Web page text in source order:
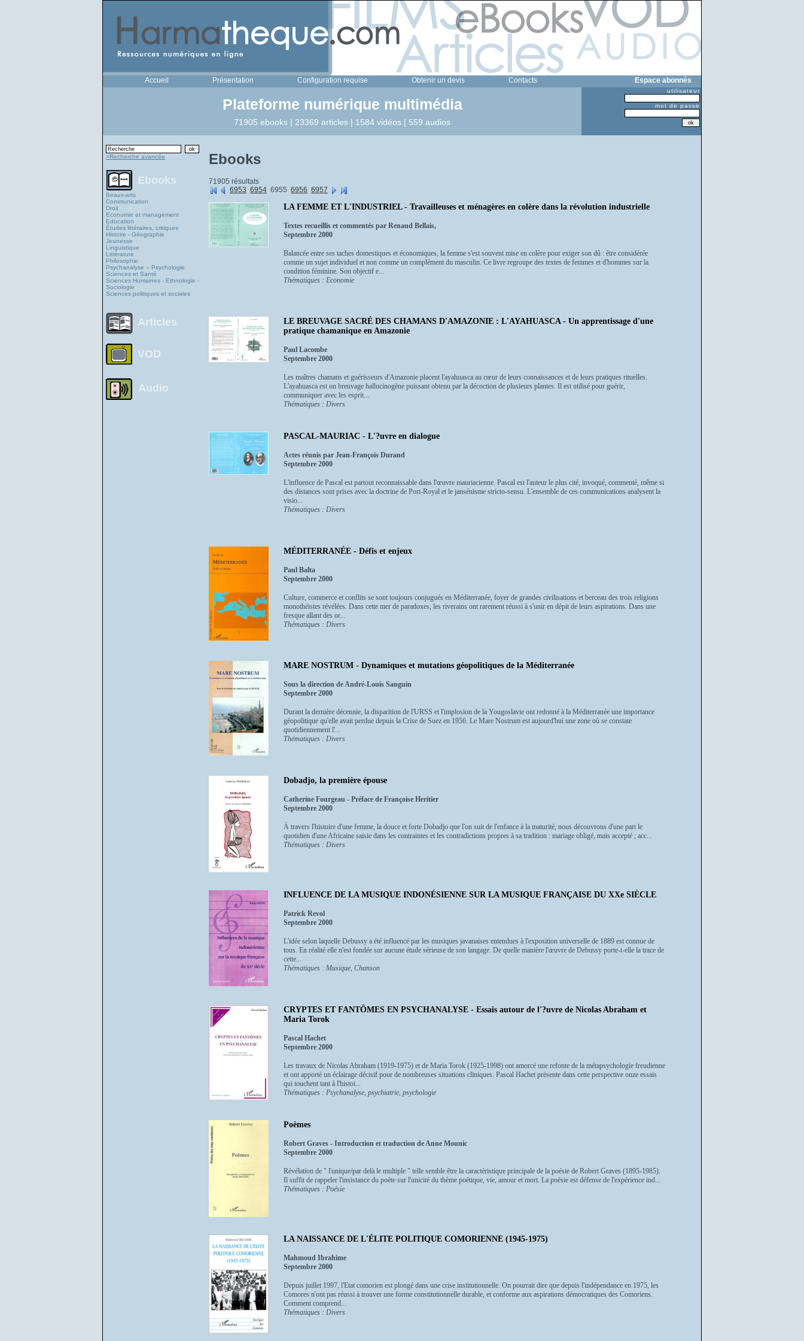
Accueil Présentation Configuration requise Obtenir un devis Contacts Espace abonnés
Plateforme numérique multimédia
71905 ebooks | 23369 articles | 1584 vidéos | 559 audios
utilisateur
mot de passe
>Recherche avancée
Ebooks
Beaux-arts
Communication
Droit
Economie et management
Education
Études littéraires, critiques
Histoire - Géographie
Jeunesse
Linguistique
Littérature
Philosophie
Psychanalyse – Psychologie
Sciences et Santé
Sciences Humaines - Ethnologie -
Sociologie
Sciences politiques et sociales
Articles
VOD
Audio
Ebooks
71905 résultats
6953 6954 6955 6956 6957
LA FEMME ET L'INDUSTRIEL - Travailleuses et ménagères en colère dans la révolution industrielle
Textes recueillis et commentés par Renaud Bellais,
Septembre 2000
Balancée entre ses taches domestiques et économiques, la femme s'est souvent mise en colère pour exiger son dû : être considérée
comme un sujet individuel et non comme un complément du masculin. Ce livre regroupe des textes de femmes et d'hommes sur la
condition féminine. Son objectif e...
Thématiques : Economie
LE BREUVAGE SACRÉ DES CHAMANS D'AMAZONIE : L'AYAHUASCA - Un apprentissage d'une
pratique chamanique en Amazonie
Paul Lacombe
Septembre 2000
Les maîtres chamans et guérisseurs d'Amazonie placent l'ayahuasca au cœur de leurs connaissances et de leurs pratiques rituelles.
L'ayahuasca est un breuvage hallucinogène puissant obtenu par la décoction de plusieurs plantes. Il est utilisé pour guérir,
communiquer avec les esprit...
Thématiques : Divers
PASCAL-MAURIAC - L'?uvre en dialogue
Actes réunis par Jean-François Durand
Septembre 2000
L'influence de Pascal est partout reconnaissable dans l'œuvre mauriacienne. Pascal est l'auteur le plus cité, invoqué, commenté, même si
des distances sont prises avec la doctrine de Port-Royal et le jansénisme stricto-sensu. L'ensemble de ces communications analysent la
visio...
Thématiques : Divers
MÉDITERRANÉE - Défis et enjeux
Paul Balta
Septembre 2000
Culture, commerce et conflits se sont toujours conjugués en Méditerranée, foyer de grandes civilisations et berceau des trois religions
monothéistes révélées. Dans cette mer de paradoxes, les riverains ont rarement réussi à s'unir en dépit de leurs aspirations. Dans une
fresque allant des or...
Thématiques : Divers
MARE NOSTRUM - Dynamiques et mutations géopolitiques de la Méditerranée
Sous la direction de André-Louis Sanguin
Septembre 2000
Durant la dernière décennie, la disparition de l'URSS et l'implosion de la Yougoslavie ont redonné à la Méditerranée une importance
géopolitique qu'elle avait perdue depuis la Crise de Suez en 1956. Le Mare Nostrum est aujourd'hui une zone où se constate
quotidiennement l'...
Thématiques : Divers
Dobadjo, la première épouse
Catherine Fourgeau - Préface de Françoise Heritier
Septembre 2000
À travers l'histoire d'une femme, la douce et forte Dobadjo que l'on suit de l'enfance à la maturité, nous découvrons d'une part le
quotidien d'une Africaine saisie dans les contraintes et les contradictions propres à sa tradition : mariage obligé, mais accepté ; acc...
Thématiques : Divers
INFLUENCE DE LA MUSIQUE INDONÉSIENNE SUR LA MUSIQUE FRANÇAISE DU XXe SIÈCLE
Patrick Revol
Septembre 2000
L'idée selon laquelle Debussy a été influencé par les musiques javanaises entendues à l'exposition universelle de 1889 est connue de
tous. En réalité elle n'est fondée sur aucune étude sérieuse de son langage. De quelle manière l'œuvre de Debussy porte-t-elle la trace de
cette...
Thématiques : Musique, Chanson
CRYPTES ET FANTÔMES EN PSYCHANALYSE - Essais autour de l'?uvre de Nicolas Abraham et
Maria Torok
Pascal Hachet
Septembre 2000
Les travaux de Nicolas Abraham (1919-1975) et de Maria Torok (1925-1998) ont amorcé une refonte de la métapsychologie freudienne
et ont apporté un éclairage décisif pour de nombreuses situations cliniques. Pascal Hachet présente dans cette perspective onze essais
qui touchent tant à l'histoi...
Thématiques : Psychanalyse, psychiatrie, psychologie
Poèmes
Robert Graves - Introduction et traduction de Anne Mounic
Septembre 2000
Révélation de " l'unique/par delà le multiple " telle semble être la caractéristique principale de la poésie de Robert Graves (1895-1985).
Il suffit de rappeler l'insistance du poète sur l'unicité du thème poétique, vie, amour et mort. La poésie est défense de l'expérience ind...
Thématiques : Poésie
LA NAISSANCE DE L'ÉLITE POLITIQUE COMORIENNE (1945-1975)
Mahmoud Ibrahime
Septembre 2000
Depuis juillet 1997, l'Etat comorien est plongé dans une crise institutionnelle. On pourrait dire que depuis l'indépendance en 1975, les
Comores n'ont pas réussi à trouver une forme constitutionnelle durable, et conforme aux aspirations démocratiques des Comoriens.
Comment comprend...
Thématiques : Divers